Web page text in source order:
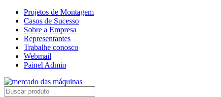
Projetos de Montagem
Casos de Sucesso
Sobre a Empresa
Representantes
Trabalhe conosco
Webmail
Painel Admin